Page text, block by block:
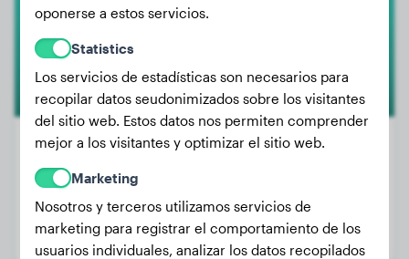
Peso:
Edad:
1 año, 11 meses
Género:
Perro macho
oponerse a estos servicios.
Statistics
Los servicios de estadísticas son necesarios para
recopilar datos seudonimizados sobre los visitantes
del sitio web. Estos datos nos permiten comprender
mejor a los visitantes y optimizar el sitio web.
Marketing
Nosotros y terceros utilizamos servicios de
marketing para registrar el comportamiento de los
usuarios individuales, analizar los datos recopilados